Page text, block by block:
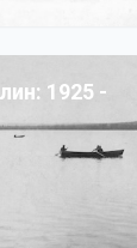
1925 -